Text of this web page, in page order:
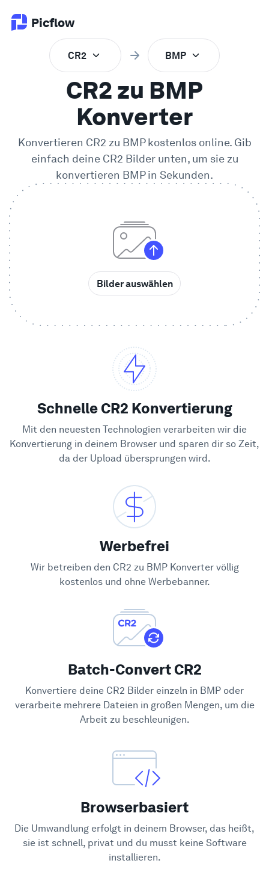
Picflow
Online Proofing
Kundengalerie
DAM Software
Enterprise
Vergleichen
Kundenstimmen
CR2 BMP
CR2 zu BMP
Konverter
Konvertieren CR2 zu BMPkostenlos online. Gib
einfach deine CR2 Bilder unten, um sie zu
konvertieren BMPin Sekunden.
Bilder auswählen
Schnelle CR2 Konvertierung
Mit den neuesten Technologien verarbeiten wir die
Konvertierung in deinem Browser und sparen dir so Zeit,
da der Upload übersprungen wird.
Werbefrei
Wir betreiben den CR2 zu BMP Konverter völlig
kostenlos und ohne Werbebanner.
Batch-Convert CR2
Konvertiere deine CR2 Bilder einzeln in BMP oder
verarbeite mehrere Dateien in großen Mengen, um die
Arbeit zu beschleunigen.
Browserbasiert
Die Umwandlung erfolgt in deinem Browser, das heißt,
sie ist schnell, privat und du musst keine Software
installieren.